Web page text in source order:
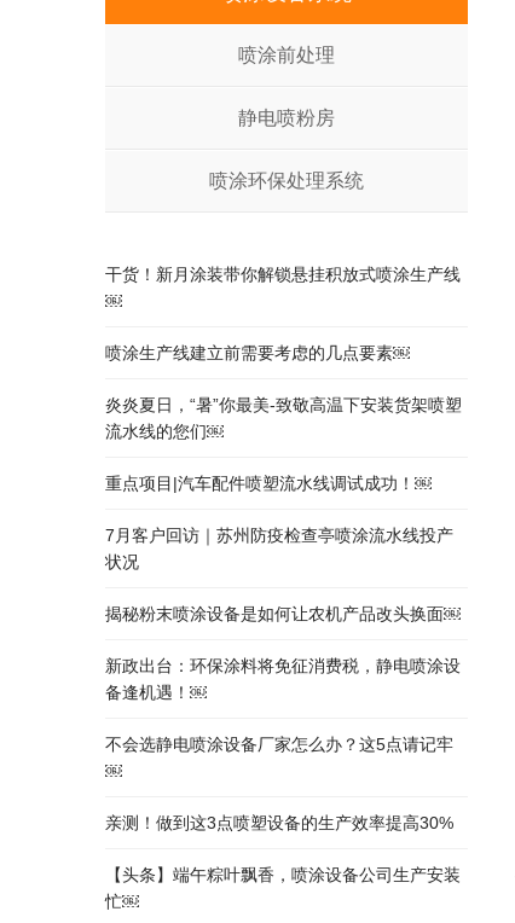
喷涂前处理
静电喷粉房
喷涂环保处理系统
干货！新月涂装带你解锁悬挂积放式喷涂生产线
￼
喷涂生产线建立前需要考虑的几点要素￼
炎炎夏日，“暑”你最美-致敬高温下安装货架喷塑
流水线的您们￼
重点项目|汽车配件喷塑流水线调试成功！￼
7月客户回访｜苏州防疫检查亭喷涂流水线投产
状况
揭秘粉末喷涂设备是如何让农机产品改头换面￼
新政出台：环保涂料将免征消费税，静电喷涂设
备逢机遇！￼
不会选静电喷涂设备厂家怎么办？这5点请记牢
￼
亲测！做到这3点喷塑设备的生产效率提高30%
【头条】端午粽叶飘香，喷涂设备公司生产安装
忙￼